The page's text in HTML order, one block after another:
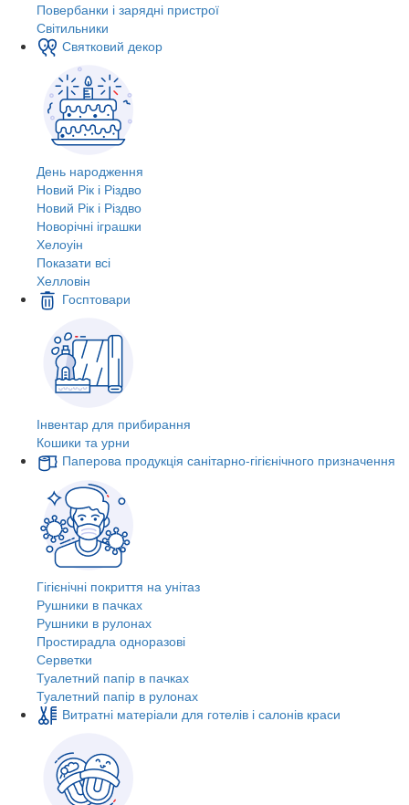
Повербанки і зарядні пристрої
Світильники
Святковий декор
День народження
Новий Рік і Різдво
Новий Рік і Різдво
Новорічні іграшки
Хелоуін
Показати всі
Хелловін
Госптовари
Інвентар для прибирання
Кошики та урни
Паперова продукція санітарно-гігієнічного призначення
Гігієнічні покриття на унітаз
Рушники в пачках
Рушники в рулонах
Простирадла одноразові
Серветки
Туалетний папір в пачках
Туалетний папір в рулонах
Витратні матеріали для готелів і салонів краси